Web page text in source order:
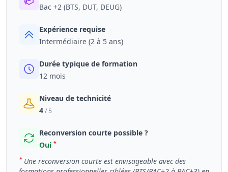
Bac +2 (BTS, DUT, DEUG)
Expérience requise
Intermédiaire (2 à 5 ans)
Durée typique de formation
12 mois
Niveau de technicité
4/ 5
Reconversion courte possible ?
Oui *
* Une reconversion courte est envisageable avec des